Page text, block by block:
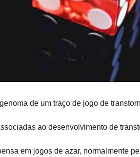
de um traço de jogo de
ao desenvolvimento de
em jogos de azar, normalmente